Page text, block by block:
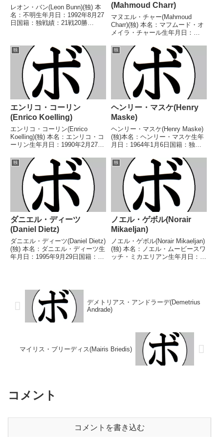
レオン・バン(Leon Bunn)(独) 本
名：不明生年月日：1992年8月27
日国籍：独戦績：21戦20勝
ビー級優勝(アマチュア)2015年度
ケミストリーカップライトヘビ
(Mahmoud Charr)
マヌエル・チャー(Mahmoud
Charr)(独) 本名：マフムード・オ
メイラ・チャール生年月日：
39戦34勝(20KO)5敗 【獲得タイ
トル】2005年度西独王座(アマチ
ュア)WBCインターナショナル...
独
エンリコ・コーリン
(Enrico Koelling)
エンリコ・コーリン(Enrico
Koelling)(独) 本名：エンリコ・コ
ーリン生年月日：1990年2月27日
敗 【獲得タイトル】WBOライト
ヘビー級ユース王座WBAインタ
ーコンチネンタルライトヘ...
独
ヘンリー・マスケ(Henry
Maske)
ヘンリー・マスケ(Henry Maske)
(独)本名：ヘンリー・マスケ生年
月日：1964年1月6日国籍：独戦
イトル】1985年度欧州選手権ミ
ドル級優勝1987年度欧州選手権
ミドル級優勝1989年度欧州...
独
ダニエル・ディーツ
(Daniel Dietz)
ダニエル・ディーツ(Daniel Dietz)
(独) 本名：ダニエル・ディーツ生
年月日：1995年9月29日国籍：独
欧州ヘビー級王座IBO欧...
独
ノエル・ゲボル(Norair
Mikaeljan)
ノエル・ゲボル(Norair Mikaeljan)
(独) 本名：ノエル・ムービースワ
ッチ・ミカエリアン生年月日：
デメトリアス・アンドラーデ(Demetrius
Andrade)
マイリス・ブリーディス(Mairis Briedis)
コメント
コメントを書き込む